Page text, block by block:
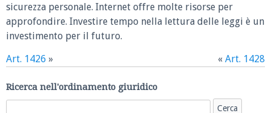
sicurezza personale. Internet offre molte risorse per
approfondire. Investire tempo nella lettura delle leggi è un
investimento per il futuro.
Art. 1426 » « Art. 1428
Ricerca nell'ordinamento giuridico